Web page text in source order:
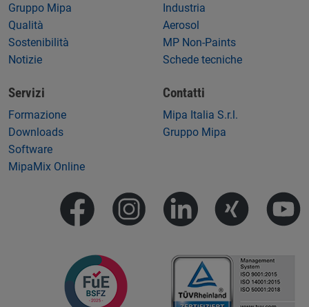
Gruppo Mipa
Qualità
Sostenibilità
Notizie
Industria
Aerosol
MP Non-Paints
Schede tecniche
Servizi
Formazione
Downloads
Software
MipaMix Online
Contatti
Mipa Italia S.r.l.
Gruppo Mipa